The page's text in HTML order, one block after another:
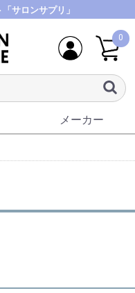
サロンサプリ」
0
メーカー